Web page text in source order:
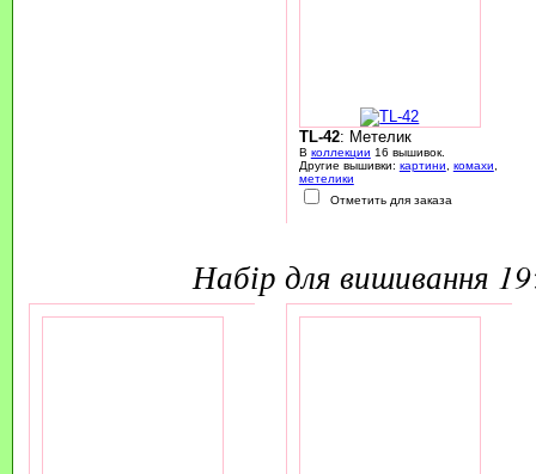
TL-42: Метелик
В коллекции 16 вышивок.
Другие вышивки: картини комахи
метелики
Отметить для заказа
набір для вишивання